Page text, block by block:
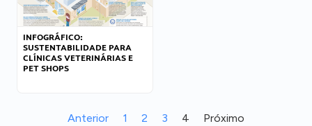
INFOGRÁFICO:
SUSTENTABILIDADE PARA
CLÍNICAS VETERINÁRIAS E
PET SHOPS
Anterior 1 2 3 4 Próximo